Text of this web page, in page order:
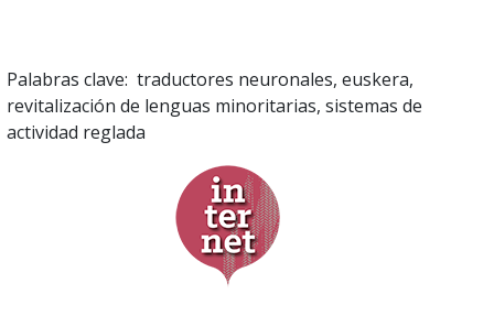
Palabras clave: traductores neuronales, euskera,
revitalización de lenguas minoritarias, sistemas de
actividad reglada